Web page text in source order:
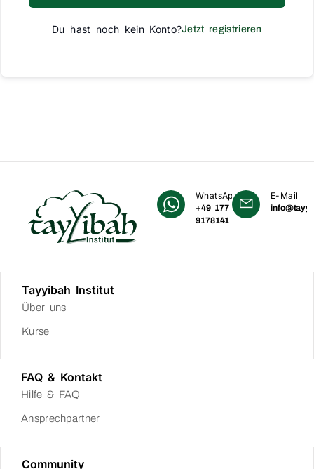
Du hast noch kein Konto?Jetzt registrieren
WhatsApp
+49 177
9178141
E-Mail
Tayyibah Institut
Über uns
Kurse
FAQ & Kontakt
Hilfe & FAQ
Ansprechpartner
Community